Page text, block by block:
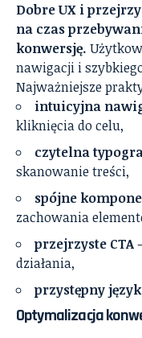
Dobre UX i
na czas
konwersję.
nawigacji i
Najważniejsze
intuicyjna
kliknięcia do celu,
czytelna
skanowanie treści,
spójne
zachowania
przejrzyste CTA
działania,
przystępny język
Optymalizacja